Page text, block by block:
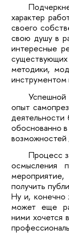
характер
своего
свою душу в
интересные
методики,
инструментом
опыт
деятельности
обоснованно
возможностей
Процесс
осмысления
получить
Ну и, конечно
может еще
ними хочется